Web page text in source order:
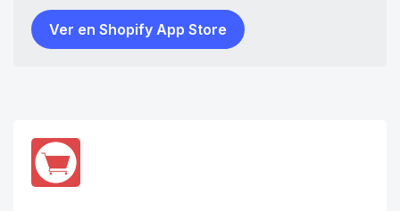
Ver en Shopify App Store